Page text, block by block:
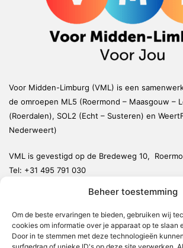
Beheer toestemming
Om de beste ervaringen te bieden, gebruiken wij
cookies om informatie over je apparaat op te slaan
Door in te stemmen met deze technologieën
Voor Midden-Limburg (VML) is een
de omroepen ML5 (Roermond – Maasgouw –
(Roerdalen), SOL2 (Echt – Susteren) en
Nederweert)
VML is gevestigd op de Bredeweg 10,
Tel: +31 495 791 030
Weert
Nederweert